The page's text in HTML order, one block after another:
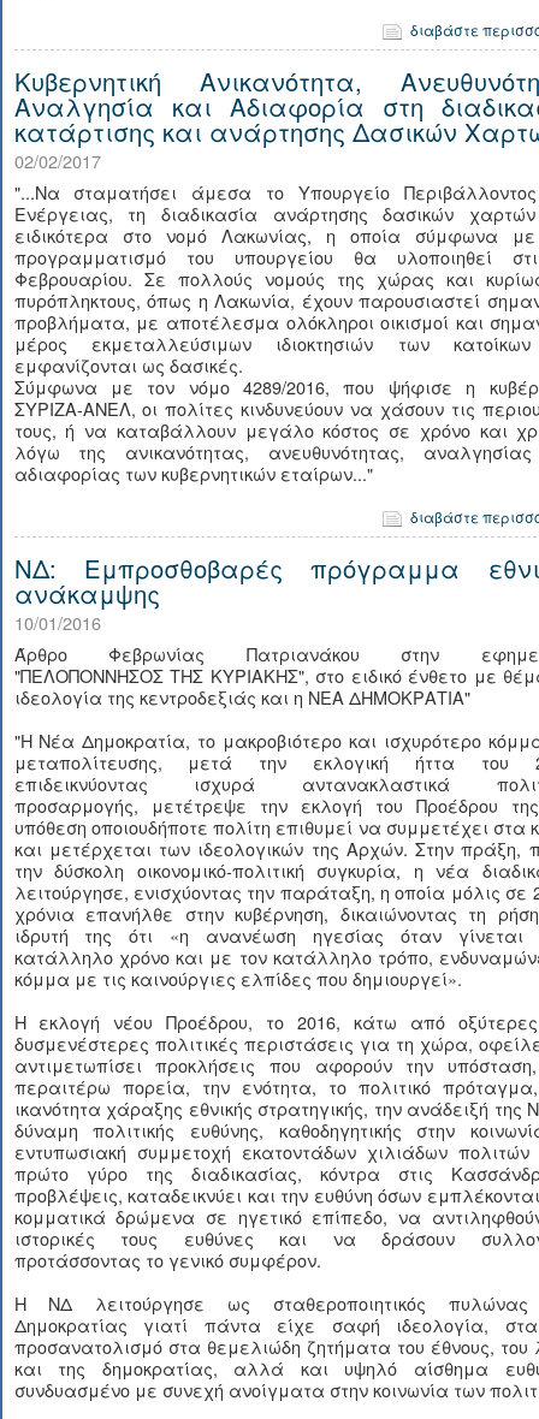
διαβάστε
Κυβερνητική Ανικανότητα,
Αναλγησία και Αδιαφορία στη
κατάρτισης και ανάρτησης Δασικών
02/02/2017
"...Να σταματήσει άμεσα το Υπουργείο
Ενέργειας, τη διαδικασία ανάρτησης δασικών
ειδικότερα στο νομό Λακωνίας, η οποία σύμφωνα
προγραμματισμό του υπουργείου θα υλοποιηθεί
Φεβρουαρίου. Σε πολλούς νομούς της χώρας και
πυρόπληκτους, όπως η Λακωνία, έχουν παρουσιαστεί
προβλήματα, με αποτέλεσμα ολόκληροι οικισμοί και
μέρος εκμεταλλεύσιμων ιδιοκτησιών των
εμφανίζονται ως δασικές.
Σύμφωνα με τον νόμο 4289/2016, που ψήφισε η
ΣΥΡΙΖΑ-ΑΝΕΛ, οι πολίτες κινδυνεύουν να χάσουν τις
τους, ή να καταβάλλουν μεγάλο κόστος σε χρόνο και
λόγω της ανικανότητας, ανευθυνότητας,
αδιαφορίας των κυβερνητικών εταίρων..."
διαβάστε
ΝΔ: Εμπροσθοβαρές πρόγραμμα
ανάκαμψης
10/01/2016
Άρθρο Φεβρωνίας Πατριανάκου στην
"ΠΕΛΟΠΟΝΝΗΣΟΣ ΤΗΣ ΚΥΡΙΑΚΗΣ", στο ειδικό ένθετο με
ιδεολογία της κεντροδεξιάς και η ΝΕΑ ΔΗΜΟΚΡΑΤΙΑ"
"Η Νέα Δημοκρατία, το μακροβιότερο και ισχυρότερο
μεταπολίτευσης, μετά την εκλογική ήττα του
επιδεικνύοντας ισχυρά αντανακλαστικά
προσαρμογής, μετέτρεψε την εκλογή του Προέδρου
υπόθεση οποιουδήποτε πολίτη επιθυμεί να συμμετέχει στα
και μετέρχεται των ιδεολογικών της Αρχών. Στην πράξη,
την δύσκολη οικονομικό-πολιτική συγκυρία, η νέα
λειτούργησε, ενισχύοντας την παράταξη, η οποία μόλις σε
χρόνια επανήλθε στην κυβέρνηση, δικαιώνοντας τη
ιδρυτή της ότι «η ανανέωση ηγεσίας όταν γίνεται
κατάλληλο χρόνο και με τον κατάλληλο τρόπο,
κόμμα με τις καινούργιες ελπίδες που δημιουργεί».
Η εκλογή νέου Προέδρου, το 2016, κάτω από
δυσμενέστερες πολιτικές περιστάσεις για τη χώρα,
αντιμετωπίσει προκλήσεις που αφορούν την
περαιτέρω πορεία, την ενότητα, το πολιτικό
ικανότητα χάραξης εθνικής στρατηγικής, την ανάδειξή της
δύναμη πολιτικής ευθύνης, καθοδηγητικής στην
εντυπωσιακή συμμετοχή εκατοντάδων χιλιάδων πολιτών
πρώτο γύρο της διαδικασίας, κόντρα στις
προβλέψεις, καταδεικνύει και την ευθύνη όσων
κομματικά δρώμενα σε ηγετικό επίπεδο, να
ιστορικές τους ευθύνες και να δράσουν
προτάσσοντας το γενικό συμφέρον.
Η ΝΔ λειτούργησε ως σταθεροποιητικός
Δημοκρατίας γιατί πάντα είχε σαφή ιδεολογία,
προσανατολισμό στα θεμελιώδη ζητήματα του έθνους, του
και της δημοκρατίας, αλλά και υψηλό αίσθημα
συνδυασμένο με συνεχή ανοίγματα στην κοινωνία των